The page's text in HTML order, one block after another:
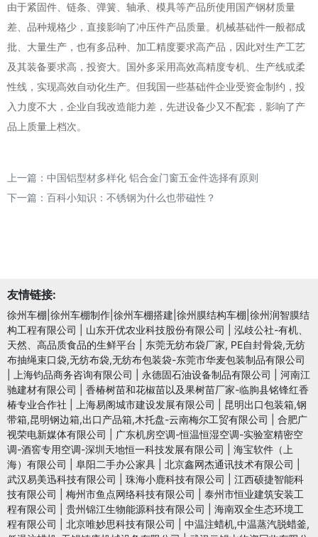
由于紧固件、链条、弹簧、轴承、模具等产品所使用国产钢材质量
差、品种规格少，直接影响了冲压件产品质量。机械基础件一般都成
批、大量生产，也有多品种、加工精度要求高产品，因此对生产工艺
及其装备要求高，投资大。国外多采用高效高精度专机、生产线或柔
性线，实现高效自动化生产。但我国一些基础件企业受资金制约，投
入力度不大，企业自我改造能力差，先进设备少又不配套，影响了产
品上质量上档次。
上一篇： 中国铝型材多样化 铝合金门窗五金件选择有原则
下一篇： 百科小知识：不锈钢为什么也带磁性？
友情链接:
徐州车棚|徐州车棚制作|徐州车棚搭建|徐州膜结构车棚|徐州润智膜结
构工程有限公司
山东开优农业科技股份有限公司
泓歧公社-有机、
天然、高品质食品的生鲜平台
东莞无纺布袋厂家, PE自封骨袋,无纺
布抽绳束口袋,无纺布袋,无纺布包装袋-东莞市华麦包装制品有限公司
上海钧品商务咨询有限公司 永德固石油设备制品有限公司
河南江
驰建材有限公司
香椿树苗和花椒苗以及果树苗厂家-临朐县铭锋红香
椿专业合作社
上海易阁城市建设发展有限公司
昆明出口包装箱,钢
带箱,昆明钢边箱,出口产品箱,木托盘-云南梅尔工贸有限公司
合肥广
视荣电新媒体有限公司
广东机房空调-恒温恒湿空调-实验室精密空
调-酒窖专用空调-深圳天地恒一科技发展有限公司
海宝软件（上
海）有限公司
阜阳二手办公家具 北京鑫网杰通讯技术有限公司
武汉易美迅科技有限公司
珠海小鹿科技有限公司
江西硕捷智能科
技有限公司
梅州市鱼点网络科技有限公司
泰州市恒业建筑安装工
程有限公司
贵州锦江生物能源科技有限公司
海南双全生态环境工
程有限公司
北京唯妙思科技有限公司
中温注蜡机,中温蒸汽脱蜡釜,